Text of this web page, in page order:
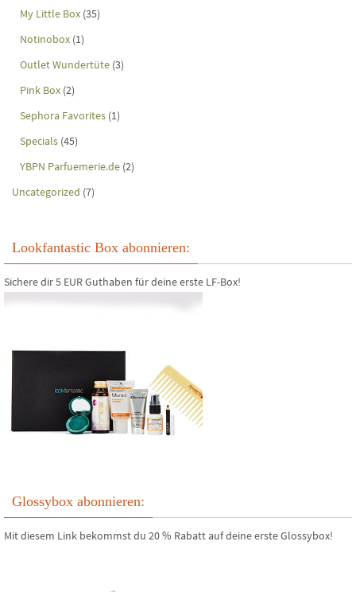
My Little Box (35)
Notinobox (1)
Outlet Wundertüte (3)
Pink Box (2)
Sephora Favorites (1)
Specials (45)
YBPN Parfuemerie.de (2)
Uncategorized (7)
Lookfantastic Box abonnieren:
Sichere dir 5 EUR Guthaben für deine erste LF-Box!
Glossybox abonnieren:
Mit diesem Link bekommst du 20 % Rabatt auf deine erste Glossybox!